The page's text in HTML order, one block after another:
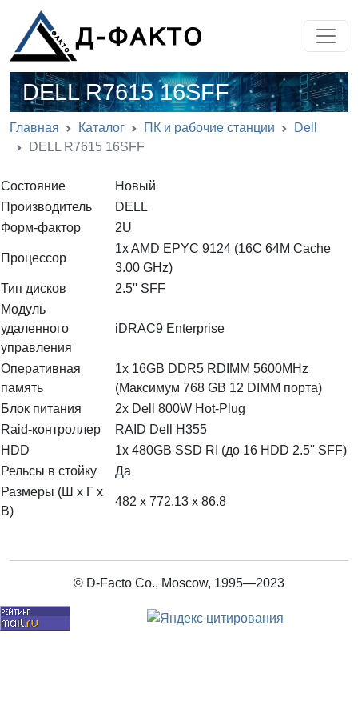
DELL R7615 16SFF
Главная Каталог ПК и рабочие станции
Dell
DELL R7615 16SFF
Состояние
Новый
Производитель
DELL
Форм-фактор
2U
Процессор
1x AMD EPYC 9124 (16C 64M Cache
3.00 GHz)
Тип дисков
2.5'' SFF
Модуль
удаленного
управления
iDRAC9 Enterprise
Оперативная
память
1x 16GB DDR5 RDIMM 5600MHz
(Максимум 768 GB 12 DIMM порта)
Блок питания
2x Dell 800W Hot-Plug
Raid-контроллер
RAID Dell H355
HDD
1x 480GB SSD RI (до 16 HDD 2.5'' SFF)
Рельсы в стойку
Да
Размеры (Ш х Г х
В)
482 x 772.13 x 86.8
© D-Facto Co., Moscow, 1995—2023